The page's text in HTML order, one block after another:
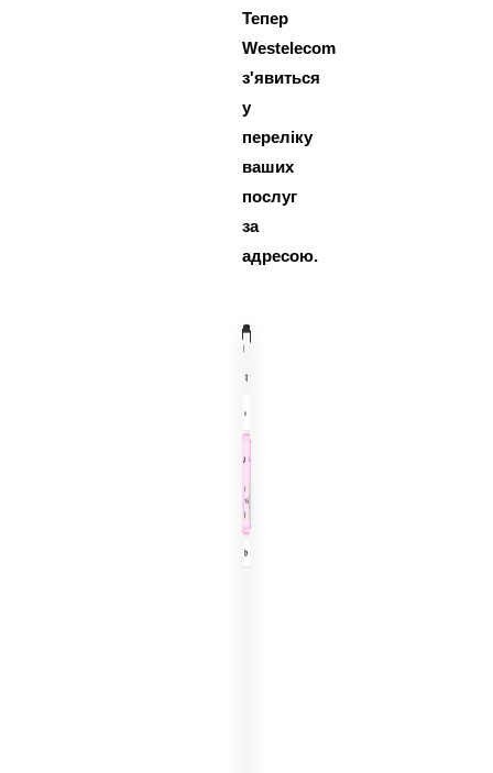
Тепер
Westelecom
з'явиться
у
переліку
ваших
послуг
за
адресою.